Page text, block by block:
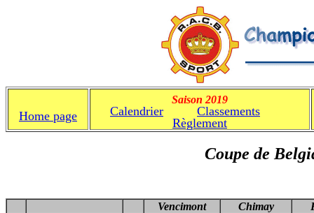
Home page
Saison 2019
Calendrier Classements
Règlement
Coupe de
Vencimont Chimay